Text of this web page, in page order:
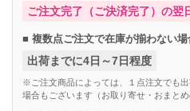
ご注文完了（ご決済完了）の翌
■ 複数点ご注文で在庫が揃わない場
出荷までに4日～7日程度
※ご注文商品によっては、１点注文でも
場合もございます（お取り寄せ・おまとめ